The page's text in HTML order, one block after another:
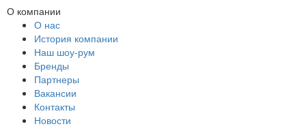
О компании
О нас
История компании
Наш шоу-рум
Бренды
Партнеры
Вакансии
Контакты
Новости